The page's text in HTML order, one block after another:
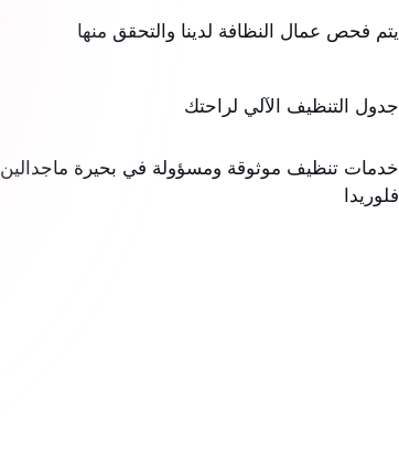
يتم فحص عمال النظافة لدينا والتحقق منها
جدول التنظيف الآلي لراحتك
خدمات تنظيف موثوقة ومسؤولة في بحيرة ماجدالين
فلوريدا